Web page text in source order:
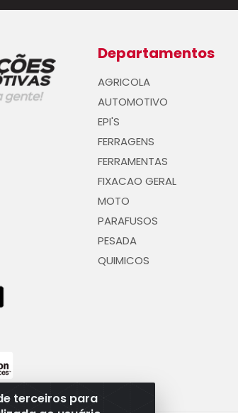
terceiros para
Departamentos
AGRICOLA
AUTOMOTIVO
EPI'S
FERRAGENS
FERRAMENTAS
FIXACAO GERAL
MOTO
PARAFUSOS
PESADA
QUIMICOS